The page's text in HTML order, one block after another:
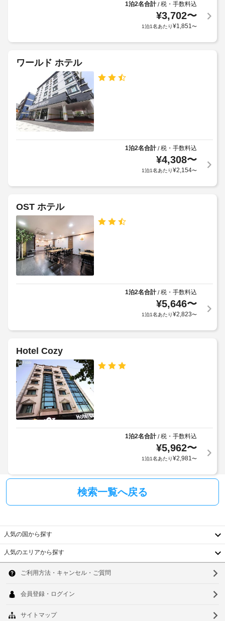
1泊2名合計/税・手数料込
¥3,702〜
1泊1名あたり¥1,851〜
ワールド ホテル
1泊2名合計/税・手数料込
¥4,308〜
1泊1名あたり¥2,154〜
OST ホテル
1泊2名合計/税・手数料込
¥5,646〜
1泊1名あたり¥2,823〜
Hotel Cozy
1泊2名合計/税・手数料込
¥5,962〜
1泊1名あたり¥2,981〜
検索一覧へ戻る
人気の国から探す
韓
国
人気のエリアから探す
ウ